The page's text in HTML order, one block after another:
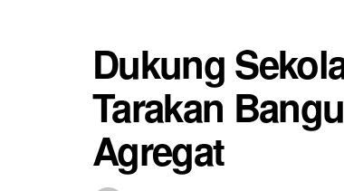
Dukung
Tarakan
Agregat